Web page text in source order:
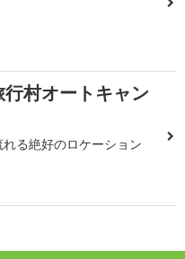
村オートキャン
る絶好のロケーション